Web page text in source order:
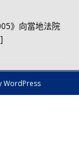
》向當地法院
WordPress